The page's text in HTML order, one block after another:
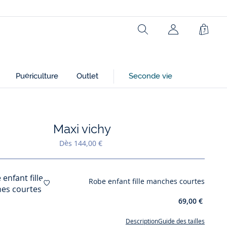
Rechercher
Mon
Puériculture Outlet Seconde vie
Maxi vichy
Dès 144,00 €
Ajouter à mes favoris : Robe enfant fille
Robe enfant fille manches courtes
69,00 €
Description Guide des tailles